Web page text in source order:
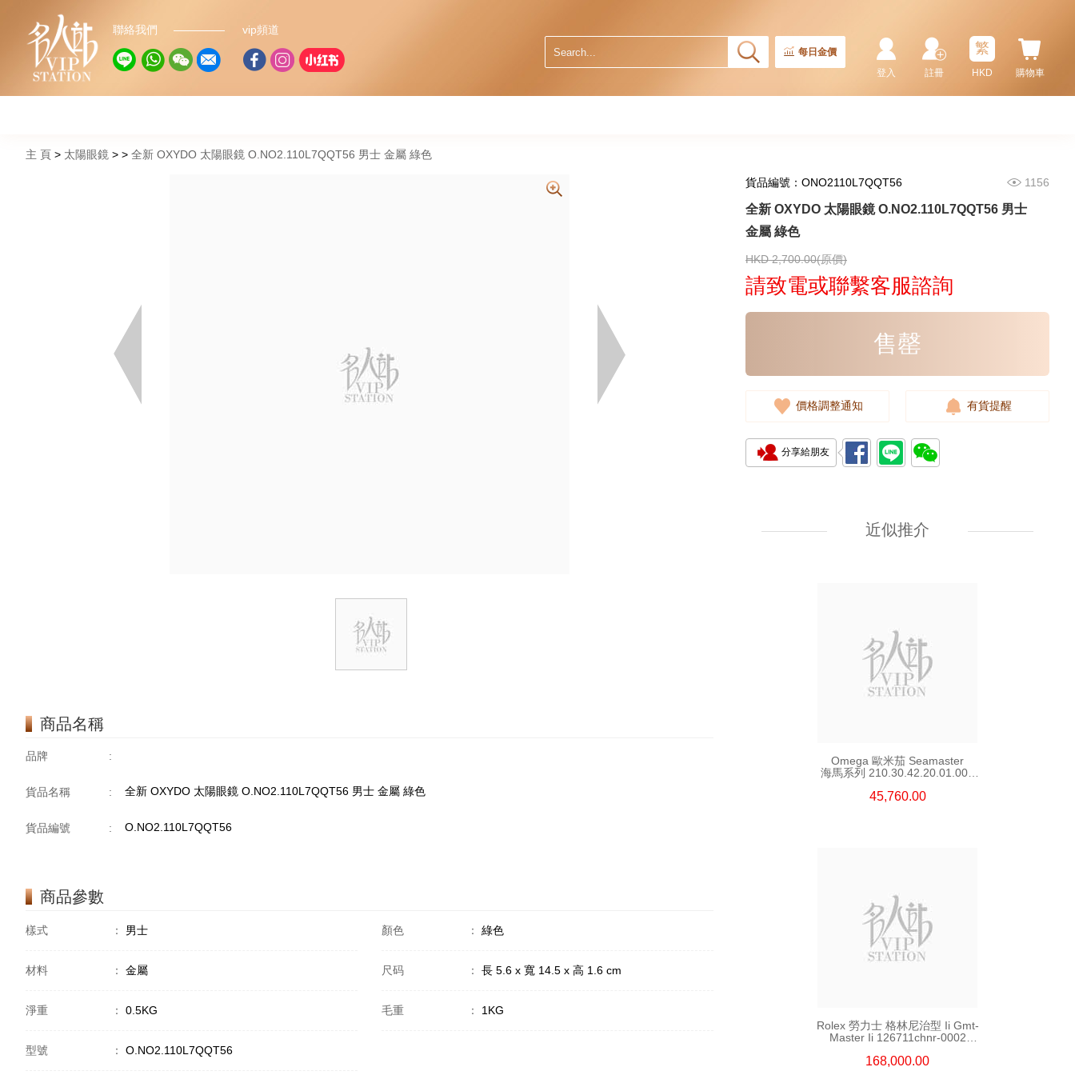
聯絡我們 vip頻道
每日金價
購物車
繁
HKD
註冊
登入
主 頁 太陽眼鏡 全新 OXYDO 太陽眼鏡 O.NO2.110L7QQT56 男士 金屬 綠色
商品名稱
品牌 :
貨品名稱 : 全新 OXYDO 太陽眼鏡 O.NO2.110L7QQT56 男士 金屬 綠色
貨品編號 : O.NO2.110L7QQT56
商品參數
樣式 ： 男士 顏色 ： 綠色
材料 ： 金屬 尺码 ： 長 5.6 x 寬 14.5 x 高 1.6 cm
淨重 ： 0.5KG 毛重 ： 1KG
型號 ： O.NO2.110L7QQT56
貨品編號：ONO2110L7QQT56 1156
全新 OXYDO 太陽眼鏡 O.NO2.110L7QQT56 男士
金屬 綠色
HKD 2,700.00(原價)
請致電或聯繫客服諮詢
售罄
價格調整通知 有貨提醒
分享給朋友
近似推介
鋼 遊艇 灰面
107,000.00
Omega 歐米茄 Seamaster
海馬系列 210.30.42.20.01.002
45,760.00
Rolex 勞力士 格林尼治型 Ii Gmt-
Master Ii 126711chnr-0002
168,000.00